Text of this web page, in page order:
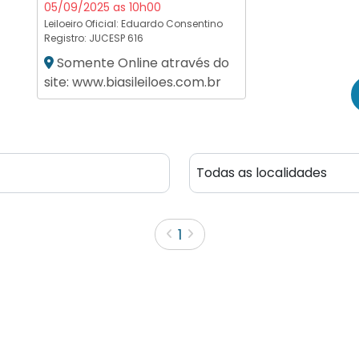
05/09/2025 as 10h00
Leiloeiro Oficial: Eduardo Consentino
Registro: JUCESP 616
Somente Online através do
site: www.biasileiloes.com.br
1